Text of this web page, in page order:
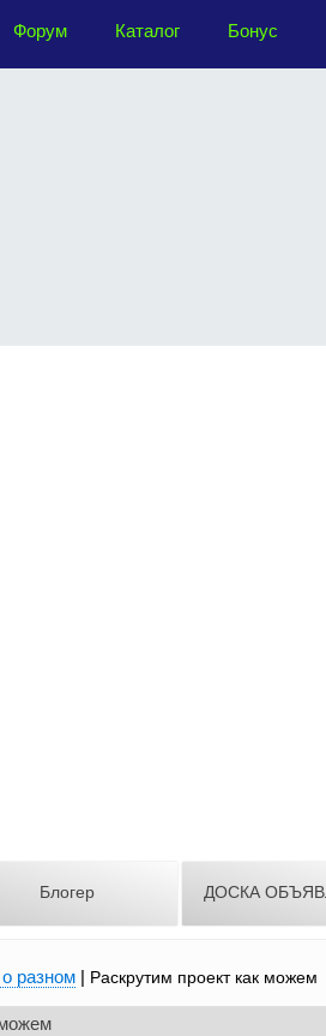
Форум Каталог Бонус
Блогер ДОСКА
разном | Раскрутим проект как можем